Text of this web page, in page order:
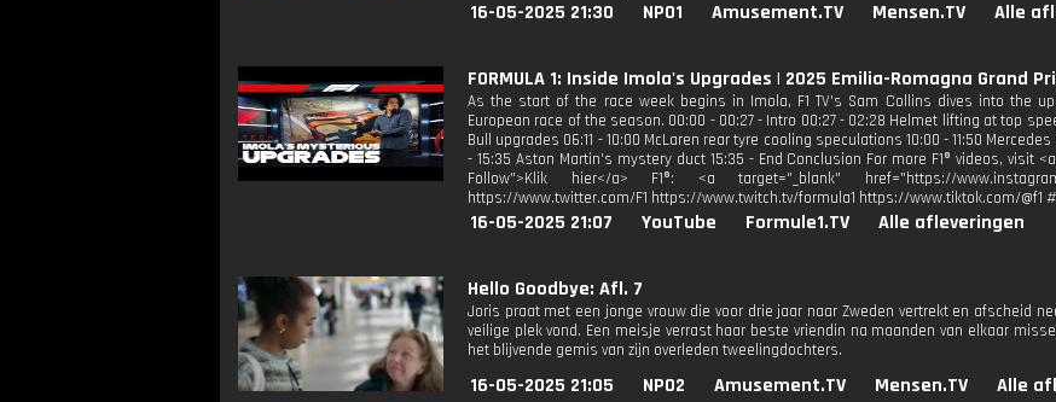
16-05-2025 21:30 NPO1 Amusement.TV Mensen.TV Alle
FORMULA 1: Inside Imola's Upgrades | 2025 Emilia-Romagna Grand
As the start of the race week begins in Imola, F1 TV's Sam Collins dives into the
European race of the season. 00:00 - 00:27 - Intro 00:27 - 02:28 Helmet lifting at top
Bull upgrades 06:11 - 10:00 McLaren rear tyre cooling speculations 10:00 - 11:50
- 15:35 Aston Martin's mystery duct 15:35 - End Conclusion For more F1® videos, visit
Follow">Klik hier</a> F1®: <a target="_blank" href="https://
https://www.twitter.com/F1 https://www.twitch.tv/formula1 https://www.tiktok.com/@f1
16-05-2025 21:07 YouTube Formule1.TV Alle afleveringen
Hello Goodbye: Afl. 7
Joris praat met een jonge vrouw die voor drie jaar naar Zweden vertrekt en afscheid
veilige plek vond. Een meisje verrast haar beste vriendin na maanden van elkaar
het blijvende gemis van zijn overleden tweelingdochters.
16-05-2025 21:05 NPO2 Amusement.TV Mensen.TV Alle